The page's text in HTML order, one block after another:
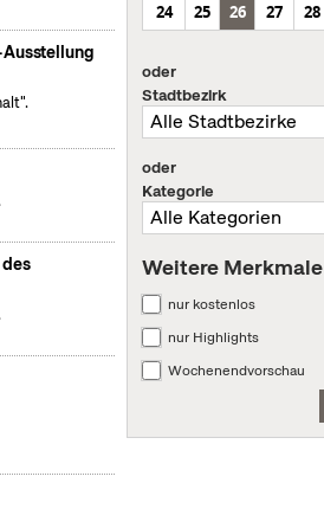
24
25 26 27 28
oder
Stadtbezirk
oder
Kategorie
Weitere Merkmale
nur kostenlos
nur Highlights
Wochenendvorschau